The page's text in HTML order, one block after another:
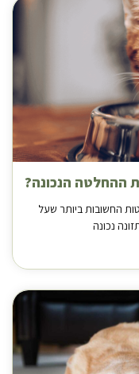
ההחלטה הנכונה?
החשובות ביותר שעל
נכונה